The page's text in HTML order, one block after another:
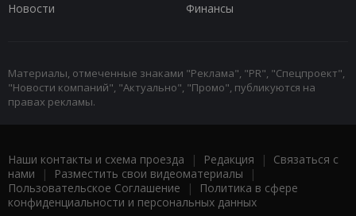
Новости
Финансы
Материалы, отмеченные знаками "Реклама", "PR", "Спецпроект",
"Новости компаний", "Актуально", "Промо", публикуются на
правах рекламы.
Наши контакты и схема проезда | Редакция | Связаться с
нами | Разместить свои видеоматериалы |
Пользовательское Соглашение |
Политика в сфере
конфиденциальности и персональных данных